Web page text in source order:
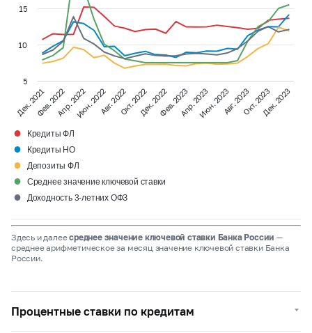
Дек. 2021Фев. 2022Апр. 2022Июн. 2022Авг. 2022Окт. 2022Дек. 2022Фев. 2023Апр. 2023Июн. 2023Авг. 2023Окт. 2023Дек. 2023
5
10
15
● Кредиты ФЛ
● Кредиты НО
● Депозиты ФЛ
● Среднее значение ключевой ставки
● Доходность 3-летних ОФЗ
Здесь и далеесреднее значение ключевой ставки Банка России —
среднее арифметическое за месяц значение ключевой ставки Банка
России.
Процентные ставки по кредитам